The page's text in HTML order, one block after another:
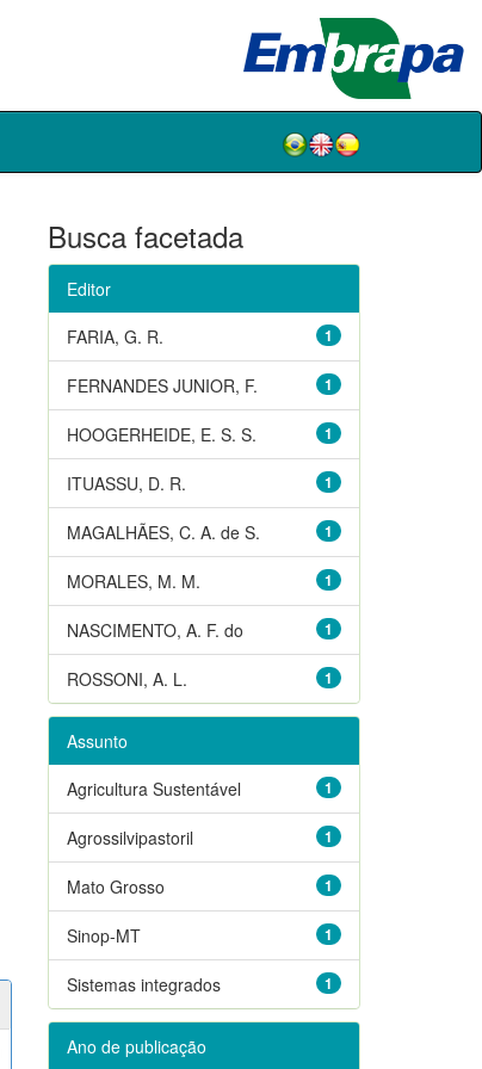
Busca facetada
Editor
1
FARIA, G. R.
1
FERNANDES JUNIOR, F.
1
HOOGERHEIDE, E. S. S.
1
ITUASSU, D. R.
1
MAGALHÃES, C. A. de S.
1
MORALES, M. M.
1
NASCIMENTO, A. F. do
1
ROSSONI, A. L.
Assunto
1
Agricultura Sustentável
1
Agrossilvipastoril
1
Mato Grosso
1
Sinop-MT
1
Sistemas integrados
Ano de publicação